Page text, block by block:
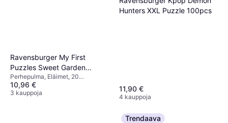
Ravensburger My First
Puzzles Sweet Garden
Dwellers 20 Pieces
Perhepulma, Eläimet, 20
Kappalemäärä, 16x4cm
10,96 €
3 kauppoja
Hunters XXL Puzzle 100pcs
11,90 €
4 kauppoja
Trendaava